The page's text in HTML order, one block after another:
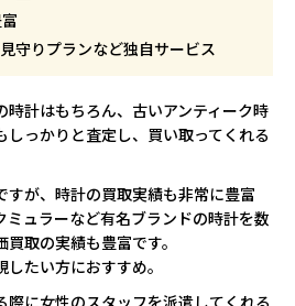
守りプランなど独自サービス
時計はもちろん、古いアンティーク時
っかりと査定し、買い取ってくれる
すが、時計の買取実績も非常に豊富
ミュラーなど有名ブランドの時計を数
取の実績も豊富です。
たい方におすすめ。
際に女性のスタッフを派遣してくれる